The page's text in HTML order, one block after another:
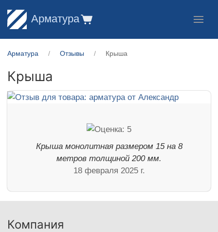
Арматура
Арматура Отзывы Крыша
Крыша
Крыша монолитная размером 15 на 8
метров толщиной 200 мм.
18 февраля 2025 г.
Компания